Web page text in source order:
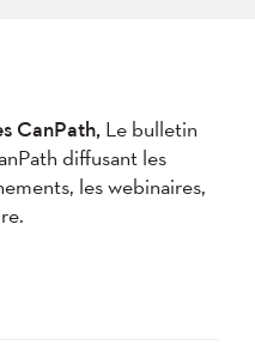
CanPath, Le bulletin
diffusant les
les webinaires,